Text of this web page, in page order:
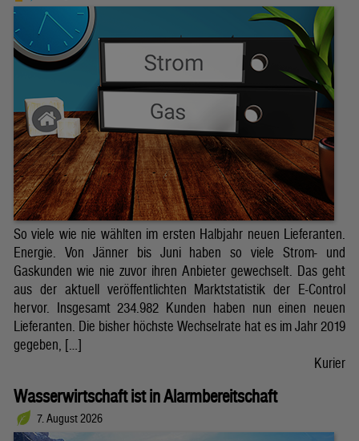
So viele wie nie wählten im ersten Halbjahr neuen Lieferanten.
Energie. Von Jänner bis Juni haben so viele Strom- und
Gaskunden wie nie zuvor ihren Anbieter gewechselt. Das geht
aus der aktuell veröffentlichten Marktstatistik der E-Control
hervor. Insgesamt 234.982 Kunden haben nun einen neuen
Lieferanten. Die bisher höchste Wechselrate hat es im Jahr 2019
gegeben, […]
Kurier
Wasserwirtschaft ist in Alarmbereitschaft
7. August 2026